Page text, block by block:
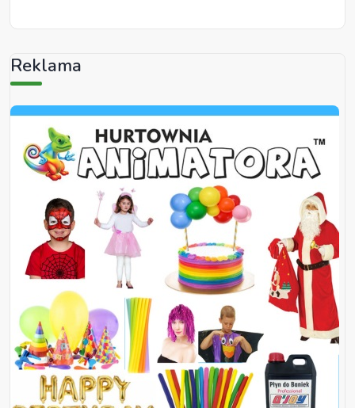
Reklama